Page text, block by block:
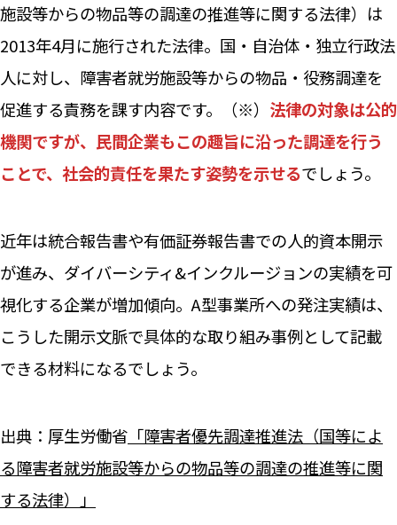
施設等からの物品等の調達の推進等に関する法律）は
2013年4月に施行された法律。国・自治体・独立行政法
人に対し、障害者就労施設等からの物品・役務調達を
促進する責務を課す内容です。（※） 法律の対象は公的
機関ですが、民間企業もこの趣旨に沿った調達を行う
ことで、社会的責任を果たす姿勢を示せるでしょう。
近年は統合報告書や有価証券報告書での人的資本開示
が進み、ダイバーシティ&インクルージョンの実績を可
視化する企業が増加傾向。A型事業所への発注実績は、
こうした開示文脈で具体的な取り組み事例として記載
できる材料になるでしょう。
出典：厚生労働省 「障害者優先調達推進法（国等によ
る障害者就労施設等からの物品等の調達の推進等に関
する法律）」